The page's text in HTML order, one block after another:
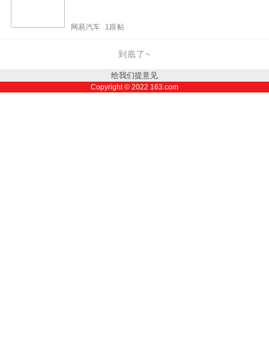
网易汽车 1跟帖
到底了~
给我们提意见
Copyright © 2022 163.com